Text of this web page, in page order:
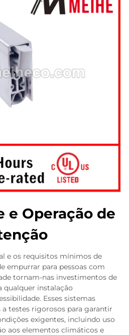
e Operação de
e os requisitos mínimos de
empurrar para pessoas com
tornam-nas investimentos de
qualquer instalação
Esses sistemas
testes rigorosos para garantir
exigentes, incluindo uso
aos elementos climáticos e